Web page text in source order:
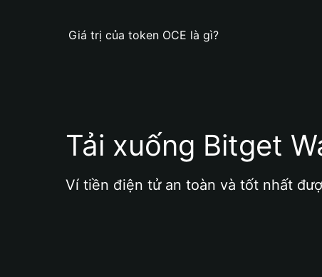
Giá trị của token OCE là gì?
Tải xuống Bitget
Ví tiền điện tử an toàn và tốt nhất